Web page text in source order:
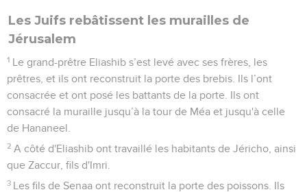
Les Juifs rebâtissent les murailles de
Jérusalem
1 Le grand-prêtre Eliashib s’est levé avec ses frères, les
prêtres, et ils ont reconstruit la porte des brebis. Ils l’ont
consacrée et ont posé les battants de la porte. Ils ont
consacré la muraille jusqu’à la tour de Méa et jusqu'à celle
de Hananeel.
2 A côté d'Eliashib ont travaillé les habitants de Jéricho, ainsi
que Zaccur, fils d'Imri.
3 Les fils de Senaa ont reconstruit la porte des poissons. Ils